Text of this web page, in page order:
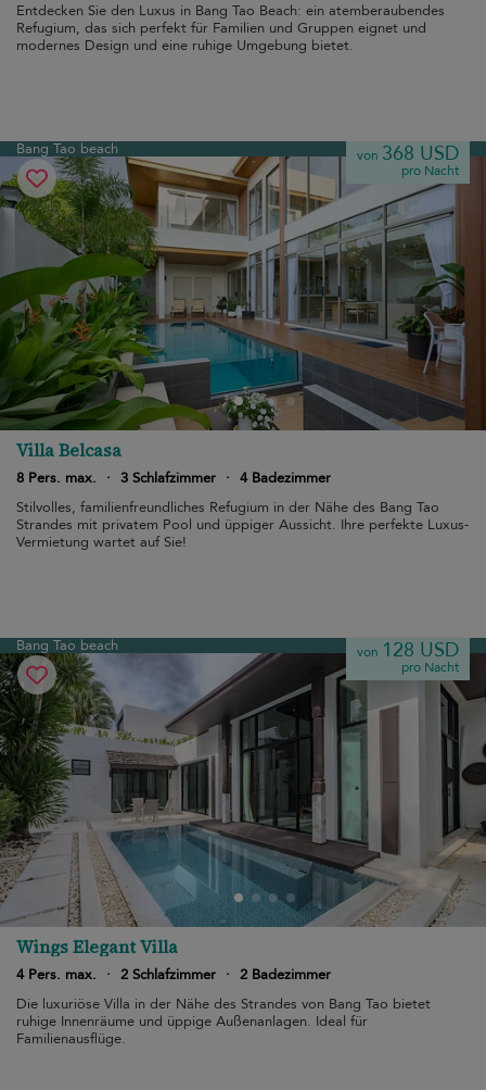
Entdecken Sie den Luxus in Bang Tao Beach: ein atemberaubendes
Refugium, das sich perfekt für Familien und Gruppen eignet und
modernes Design und eine ruhige Umgebung bietet.
Bang Tao beach von 368 USD
pro Nacht
Villa Belcasa
8 Pers. max. · 3 Schlafzimmer · 4 Badezimmer
Stilvolles, familienfreundliches Refugium in der Nähe des Bang Tao
Strandes mit privatem Pool und üppiger Aussicht. Ihre perfekte Luxus-
Vermietung wartet auf Sie!
Bang Tao beach von 128 USD
pro Nacht
Wings Elegant Villa
4 Pers. max. · 2 Schlafzimmer · 2 Badezimmer
Die luxuriöse Villa in der Nähe des Strandes von Bang Tao bietet
ruhige Innenräume und üppige Außenanlagen. Ideal für
Familienausflüge.